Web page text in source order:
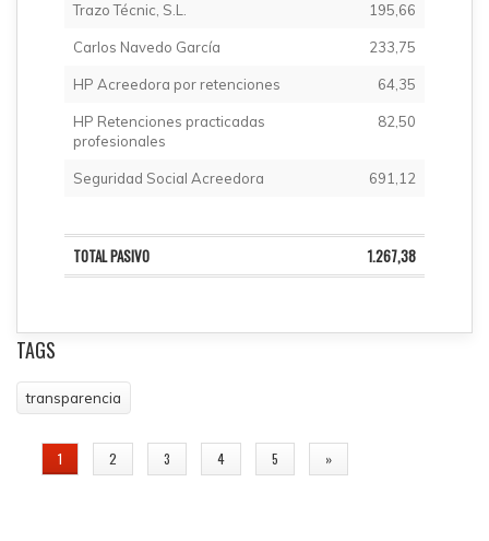
Trazo Técnic, S.L. 195,66
Carlos Navedo García 233,75
HP Acreedora por retenciones 64,35
HP Retenciones practicadas
profesionales
82,50
Seguridad Social Acreedora 691,12
TOTAL PASIVO 1.267,38
TAGS
transparencia
PÁGINAS
1 2 3 4 5 »